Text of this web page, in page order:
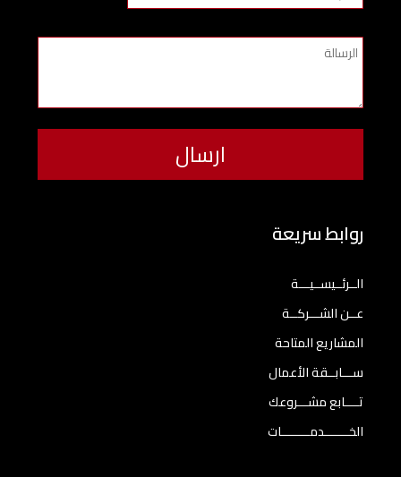
روابط سريعة
الــرئــيســيـــة
عــن الشـــركــة
المشاريع المتاحة
ســـابــقة الأعمال
تــــابع مشـــروعك
الخـــــــدمــــــــات